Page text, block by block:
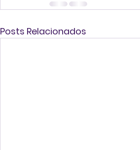
Posts Relacionados